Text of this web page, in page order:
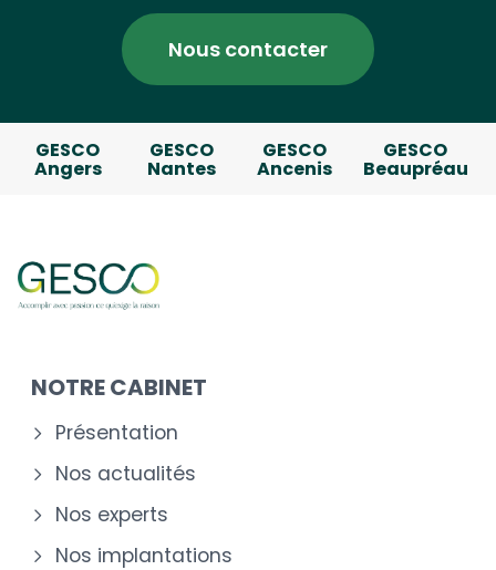
Nous contacter
GESCO
Angers
GESCO
Nantes
GESCO
Ancenis
GESCO
Beaupréau
NOTRE CABINET
Présentation
Nos actualités
Nos experts
Nos implantations